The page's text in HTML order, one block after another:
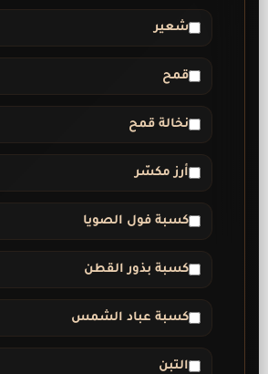
شعير
قمح
نخالة قمح
أرز مكسّر
كسبة فول الصويا
كسبة بذور القطن
كسبة عباد الشمس
التبن